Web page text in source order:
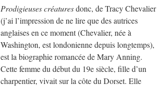
Prodigieuses créaturesdonc, de Tracy Chevalier
(j’ai l’impression de ne lire que des autrices
anglaises en ce moment (Chevalier, née à
Washington, est londonienne depuis longtemps),
est la biographie romancée de Mary Anning.
Cette femme du début du 19e siècle, fille d’un
charpentier, vivait sur la côte du Dorset. Elle